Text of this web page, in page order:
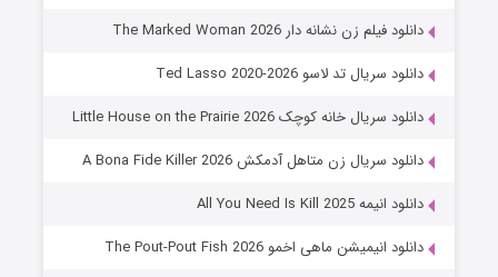
دانلود فیلم زن نشانه دار The Marked Woman 2026
دانلود سریال تد لاسو Ted Lasso 2020-2026
دانلود سریال خانه کوچک Little House on the Prairie 2026
دانلود سریال زن متاهل آدمکش A Bona Fide Killer 2026
دانلود انیمه All You Need Is Kill 2025
دانلود انیمیشن ماهی اخمو The Pout-Pout Fish 2026